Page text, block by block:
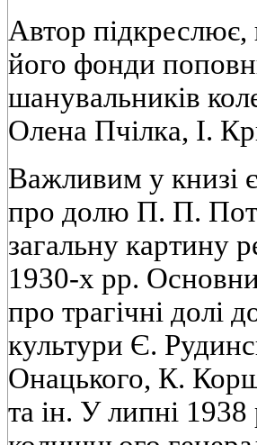
Автор
його фонди
шанувальників
Олена Пчілка, І.
Важливим у книзі
про долю П. П.
загальну картину
1930-х рр.
про трагічні долі
культури Є.
Онацького, К.
та ін. У липні